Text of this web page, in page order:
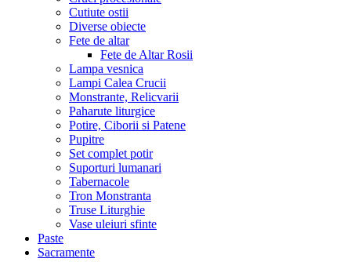
Cutiute ostii
Diverse obiecte
Fete de altar
Fete de Altar Rosii
Lampa vesnica
Lampi Calea Crucii
Monstrante, Relicvarii
Paharute liturgice
Potire, Ciborii si Patene
Pupitre
Set complet potir
Suporturi lumanari
Tabernacole
Tron Monstranta
Truse Liturghie
Vase uleiuri sfinte
Paste
Sacramente